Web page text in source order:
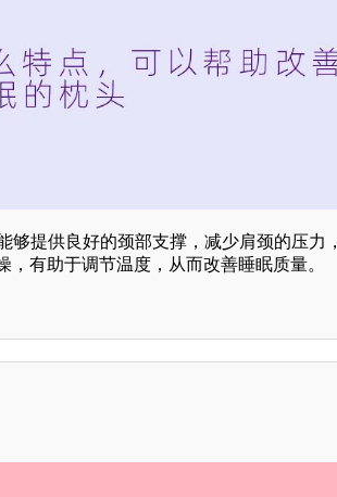
够提供良好的颈部支撑，减少肩颈的压力，
有助于调节温度，从而改善睡眠质量。